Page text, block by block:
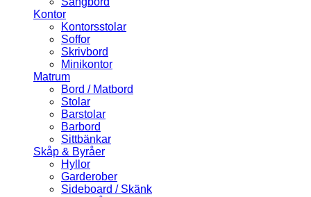
Kontor
Kontorsstolar
Soffor
Skrivbord
Minikontor
Matrum
Bord / Matbord
Stolar
Barstolar
Barbord
Sittbänkar
Skåp & Byråer
Hyllor
Garderober
Sideboard / Skänk